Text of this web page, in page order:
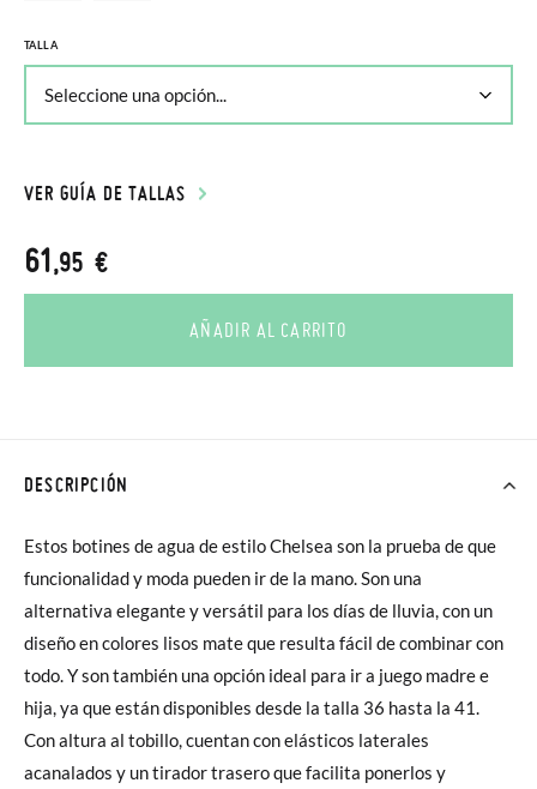
TALLA
VER GUÍA DE TALLAS
61,95 €
AÑADIR AL CARRITO
DESCRIPCIÓN
Estos botines de agua de estilo Chelsea son la prueba de que
funcionalidad y moda pueden ir de la mano. Son una
alternativa elegante y versátil para los días de lluvia, con un
diseño en colores lisos mate que resulta fácil de combinar con
todo. Y son también una opción ideal para ir a juego madre e
hija, ya que están disponibles desde la talla 36 hasta la 41.
Con altura al tobillo, cuentan con elásticos laterales
acanalados y un tirador trasero que facilita ponerlos y